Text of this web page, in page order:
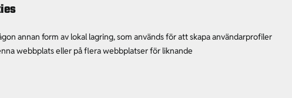
annan form av lokal lagring, som används för att skapa användarprofiler
webbplats eller på flera webbplatser för liknande